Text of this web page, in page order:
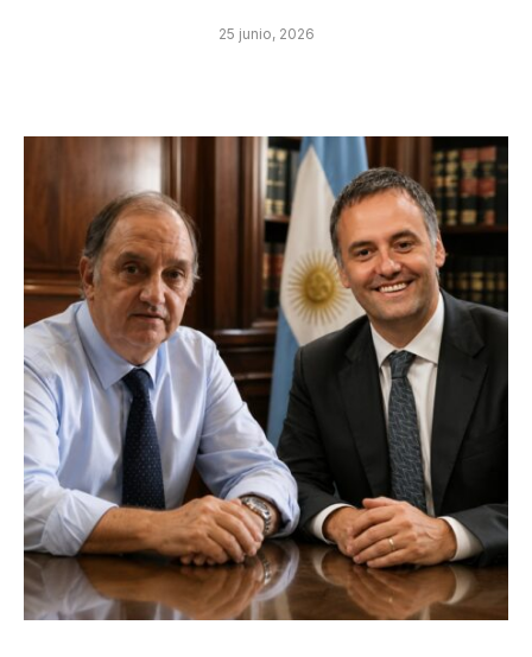
25 junio, 2026